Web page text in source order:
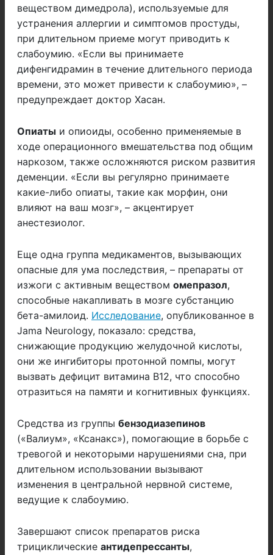
веществом димедрола), используемые для
устранения аллергии и симптомов простуды,
при длительном приеме могут приводить к
слабоумию. «Если вы принимаете
дифенгидрамин в течение длительного периода
времени, это может привести к слабоумию», –
предупреждает доктор Хасан.
Опиаты и опиоиды, особенно применяемые в
ходе операционного вмешательства под общим
наркозом, также осложняются риском развития
деменции. «Если вы регулярно принимаете
какие-либо опиаты, такие как морфин, они
влияют на ваш мозг», – акцентирует
анестезиолог.
Еще одна группа медикаментов, вызывающих
опасные для ума последствия, – препараты от
изжоги с активным веществом омепразол,
способные накапливать в мозге субстанцию
бета-амилоид. Исследование, опубликованное в
Jama Neurology, показало: средства,
снижающие продукцию желудочной кислоты,
они же ингибиторы протонной помпы, могут
вызвать дефицит витамина B12, что способно
отразиться на памяти и когнитивных функциях.
Средства из группы бензодиазепинов
(«Валиум», «Ксанакс»), помогающие в борьбе с
тревогой и некоторыми нарушениями сна, при
длительном использовании вызывают
изменения в центральной нервной системе,
ведущие к слабоумию.
Завершают список препаратов риска
трициклические антидепрессанты,